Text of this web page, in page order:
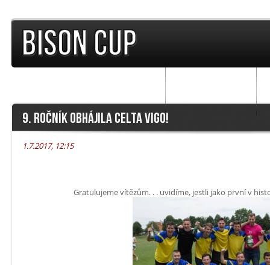
9. ROČNÍK OBHÁJILA CELTA VIGO!
1.7.2017, 12:15
Gratulujeme vítězům. . . uvidíme, jestli jako první v